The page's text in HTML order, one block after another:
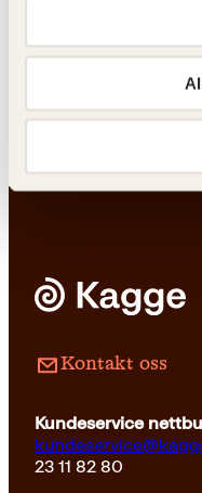
Innbundet
Kontakt oss
Kundeservice
23 11 82 80